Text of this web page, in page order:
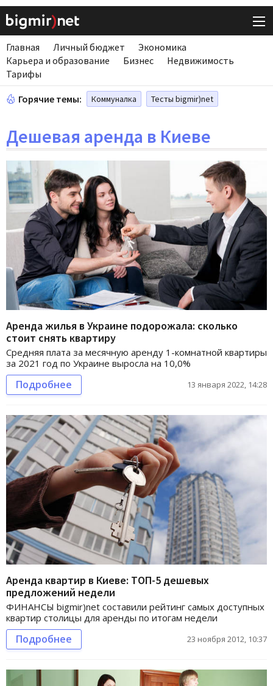
Главная Личный бюджет
Экономика
Карьера и образование
Бизнес
Недвижимость
Тарифы
Горячие темы: Коммуналка Тесты bigmir)net
Дешевая аренда в Киеве
Аренда жилья в Украине подорожала: сколько
стоит снять квартиру
Средняя плата за месячную аренду 1-комнатной квартиры
за 2021 год по Украине выросла на 10,0%
Подробнее 13 января 2022, 14:28
Аренда квартир в Киеве: ТОП-5 дешевых
предложений недели
ФИНАНСЫ bigmir)net составили рейтинг самых доступных
квартир столицы для аренды по итогам недели
Подробнее 23 ноября 2012, 10:37